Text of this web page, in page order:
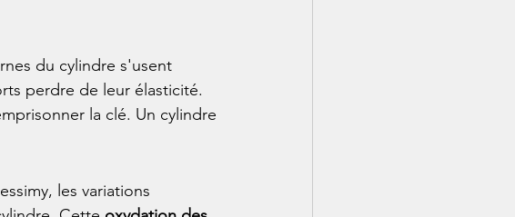
du cylindre s'usent
perdre de leur élasticité.
la clé. Un cylindre
les variations